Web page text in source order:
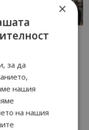
×
за да
нашия
на нашия